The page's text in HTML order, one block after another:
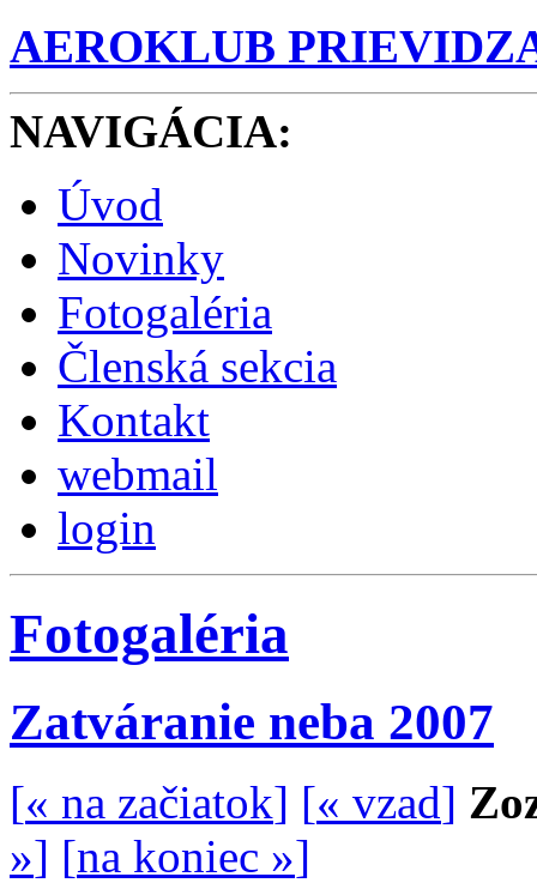
AEROKLUB
NAVIGÁCIA:
Úvod
Novinky
Fotogaléria
Členská sekcia
Kontakt
webmail
login
Fotogaléria
Zatváranie neba 2007
[« na začiatok] [« vzad]
»] [na koniec »]